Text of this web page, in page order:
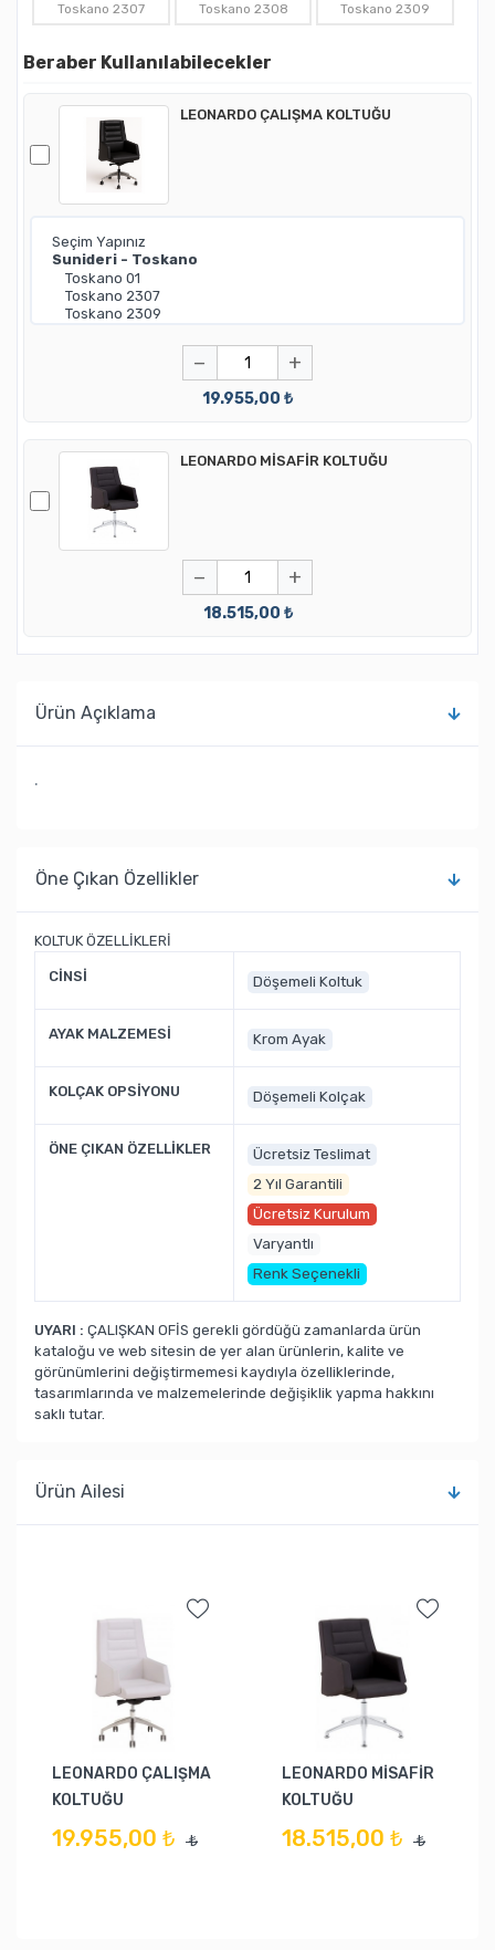
Toskano 2307 Toskano 2308 Toskano 2309
Beraber Kullanılabilecekler
LEONARDO ÇALIŞMA KOLTUĞU
− +
19.955,00 ₺
LEONARDO MİSAFİR KOLTUĞU
− +
18.515,00 ₺
Ürün Açıklama
.
Öne Çıkan Özellikler
KOLTUK ÖZELLİKLERİ
CİNSİ Döşemeli Koltuk
AYAK MALZEMESİ Krom Ayak
KOLÇAK OPSİYONU Döşemeli Kolçak
ÖNE ÇIKAN ÖZELLİKLER
Ücretsiz Teslimat
2 Yıl Garantili
Ücretsiz Kurulum
Varyantlı
Renk Seçenekli
UYARI : ÇALIŞKAN OFİS gerekli gördüğü zamanlarda ürün
kataloğu ve web sitesin de yer alan ürünlerin, kalite ve
görünümlerini değiştirmemesi kaydıyla özelliklerinde,
tasarımlarında ve malzemelerinde değişiklik yapma hakkını
saklı tutar.
Ürün Ailesi
LEONARDO ÇALIŞMA
KOLTUĞU
19.955,00 ₺ ₺
LEONARDO MİSAFİR
KOLTUĞU
18.515,00 ₺ ₺